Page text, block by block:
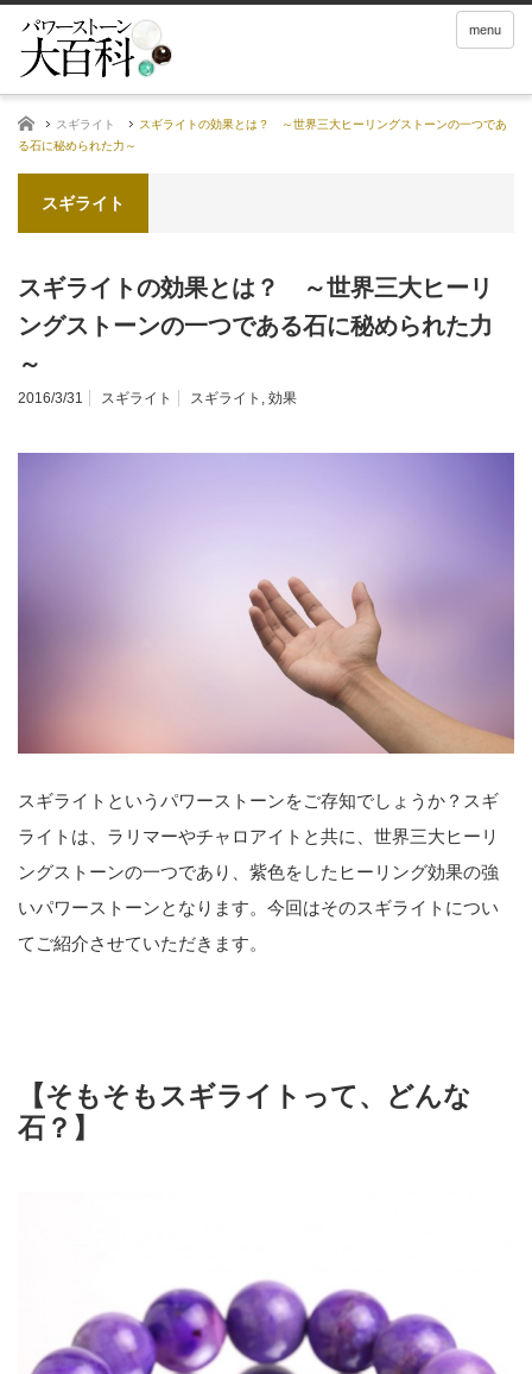
menu
ホーム スギライト
スギライトの効果とは？ ～世界三大ヒーリングストーンの一つであ
る石に秘められた力～
スギライト
スギライトの効果とは？ ～世界三大ヒーリ
ングストーンの一つである石に秘められた力
～
2016/3/31 スギライト スギライト , 効果
スギライトというパワーストーンをご存知でしょうか？スギ
ライトは、ラリマーやチャロアイトと共に、世界三大ヒーリ
ングストーンの一つであり、紫色をしたヒーリング効果の強
いパワーストーンとなります。今回はそのスギライトについ
てご紹介させていただきます。
【そもそもスギライトって、どんな
石？】